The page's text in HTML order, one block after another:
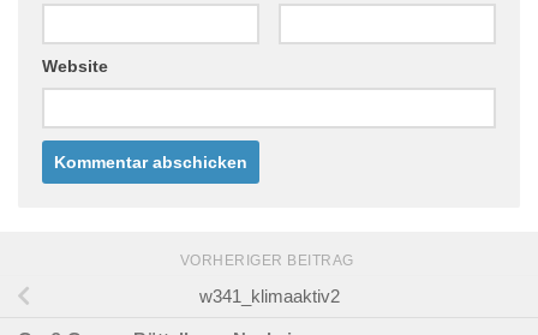
Website
VORHERIGER BEITRAG
w341_klimaaktiv2